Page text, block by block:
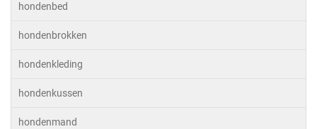
hondenbed
hondenbrokken
hondenkleding
hondenkussen
hondenmand